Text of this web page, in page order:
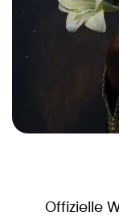
Offizielle